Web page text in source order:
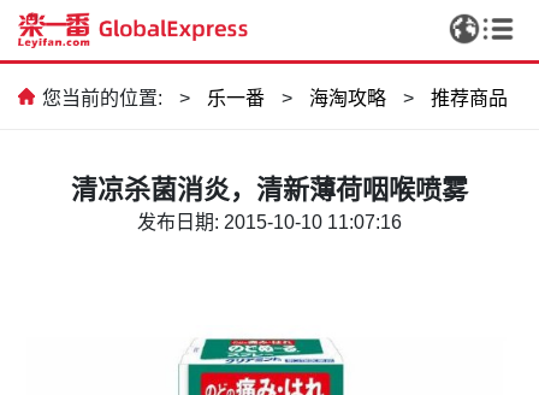
您当前的位置: > 乐一番 > 海淘攻略 > 推荐商品
清凉杀菌消炎，清新薄荷咽喉喷雾
发布日期: 2015-10-10 11:07:16